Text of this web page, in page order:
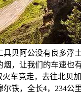
贝阿公没有良多
，让我们的车速
车竞走，去往北
，全长4，234公